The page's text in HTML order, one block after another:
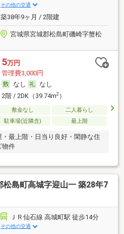
その他の交通
築38年9ヶ月 / 2階建
宮城県宮城郡松島町磯崎字蟹松
5万円
管理費3,000円
なし
なし
2階 / 2DK（39.74m2）
敷金なし
二人暮らし
駐車場(近隣含) 最上階
最上階・日当り良好・閑静な住
物件
松島町高城字迎山一 築28年7
ＪＲ仙石線 高城町駅 徒歩14分
その他の交通